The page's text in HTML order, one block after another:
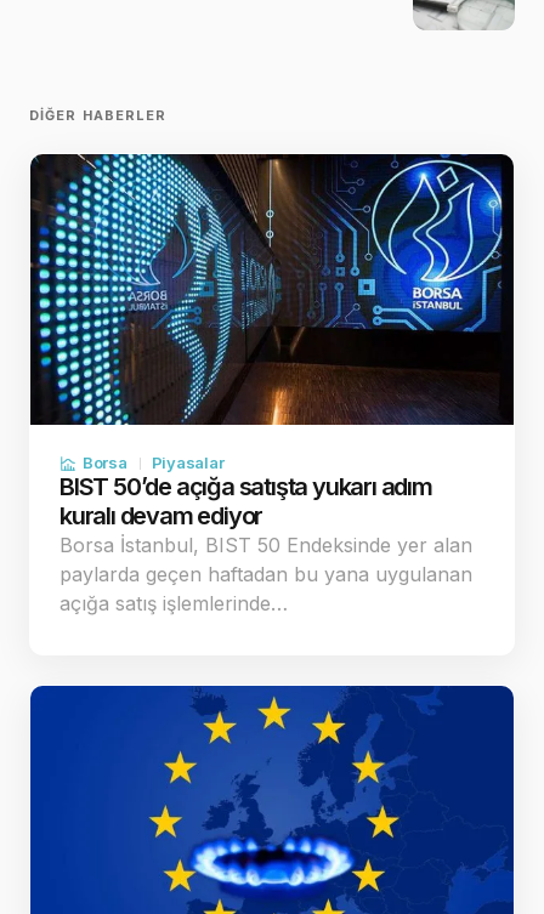
DIĞER HABERLER
Borsa Piyasalar
BIST 50’de açığa satışta yukarı adım
kuralı devam ediyor
Borsa İstanbul, BIST 50 Endeksinde yer alan
paylarda geçen haftadan bu yana uygulanan
açığa satış işlemlerinde…